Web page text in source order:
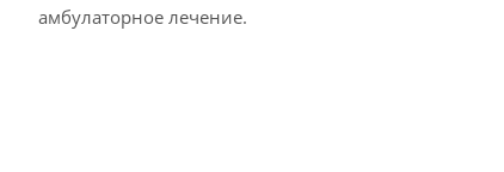
амбулаторное лечение.